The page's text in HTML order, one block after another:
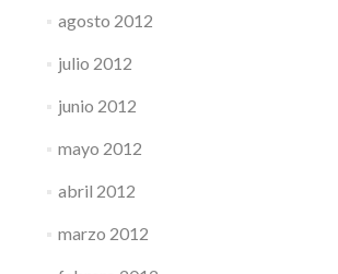
agosto 2012
julio 2012
junio 2012
mayo 2012
abril 2012
marzo 2012